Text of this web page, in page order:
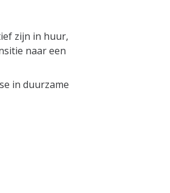
zijn in huur,
naar een
in duurzame